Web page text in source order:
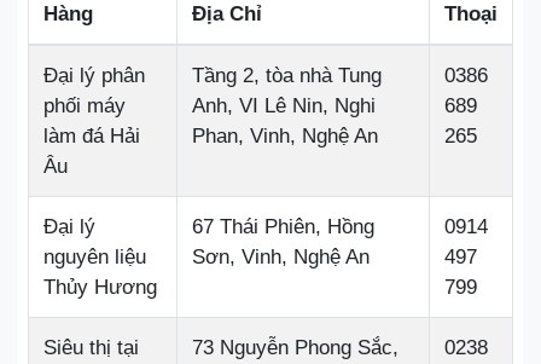
Hàng
Địa Chỉ
Thoại
Đại lý phân
phối máy
làm đá Hải
Âu
Tầng 2, tòa nhà Tung
Anh, VI Lê Nin, Nghi
Phan, Vinh, Nghệ An
0386
689
265
Đại lý
nguyên liệu
Thủy Hương
67 Thái Phiên, Hồng
Sơn, Vinh, Nghệ An
0914
497
799
Siêu thị tại
73 Nguyễn Phong Sắc,
0238